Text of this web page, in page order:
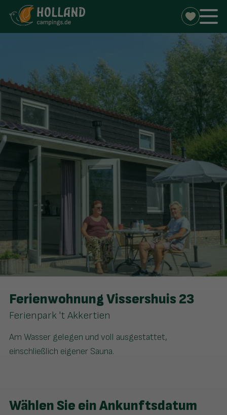
Ferienwohnung Vissershuis 23
Ferienpark 't Akkertien
Am Wasser gelegen und voll ausgestattet,
einschließlich eigener Sauna.
Wählen Sie ein Ankunftsdatum